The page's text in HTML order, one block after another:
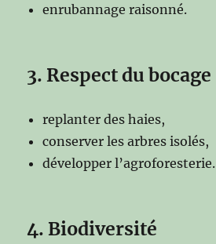
enrubannage raisonné.
3. Respect du bocage
replanter des haies,
conserver les arbres isolés,
développer l’agroforesterie.
4. Biodiversité